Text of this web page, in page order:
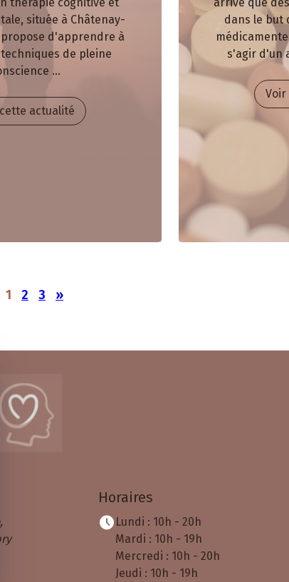
thérapie cognitive et
située à Châtenay-
propose d'apprendre à
de pleine
...
actualité
arrive que
dans le but
s'agir d'un
1 2 3 »
Horaires
Lundi : 10h - 20h
Mardi : 10h - 19h
Mercredi : 10h - 20h
Jeudi : 10h - 19h